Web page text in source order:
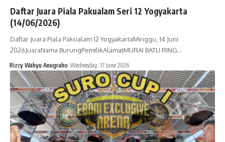
Daftar Juara Piala Pakualam Seri 12 Yogyakarta
(14/06/2026)
Daftar Juara Piala Pakualam 12 YogyakartaMinggu, 14 Juni
2026JuaraNama BurungPemilikAlamatMURAI BATU RING…
Rizcy Wahyu Anugraho Wednesday, 17 June 2026